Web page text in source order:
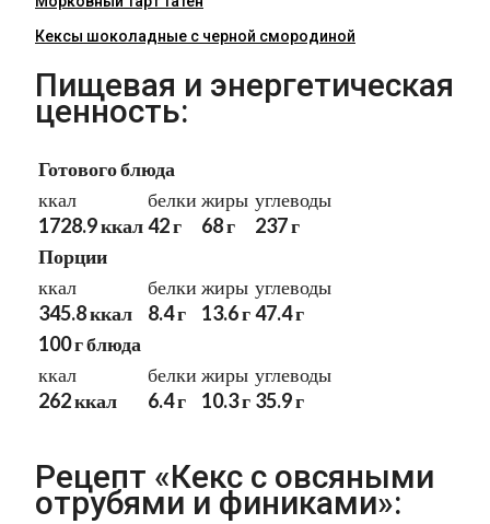
Кексы шоколадные с черной смородиной
Пищевая и энергетическая
ценность:
Готового блюда
ккал
1728.9 ккал
белки
42 г
жиры
68 г
углеводы
237 г
Порции
ккал
345.8 ккал
белки
8.4 г
жиры
13.6 г
углеводы
47.4 г
100 г блюда
ккал
262 ккал
белки
6.4 г
жиры
10.3 г
углеводы
35.9 г
Рецепт «Кекс с овсяными
отрубями и финиками»: